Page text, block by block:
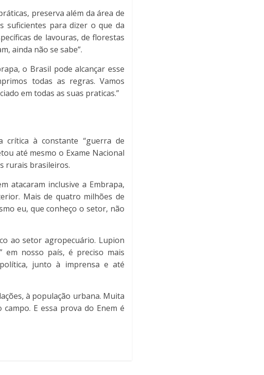
preserva além da área de
suficientes para dizer o que da
de lavouras, de florestas
ainda não se sabe”.
o Brasil pode alcançar esse
todas as regras. Vamos
em todas as suas praticas.”
crítica à constante “guerra de
até mesmo o Exame Nacional
rurais brasileiros.
atacaram inclusive a Embrapa,
Mais de quatro milhões de
eu, que conheço o setor, não
ao setor agropecuário. Lupion
em nosso país, é preciso mais
junto à imprensa e até
à população urbana. Muita
E essa prova do Enem é